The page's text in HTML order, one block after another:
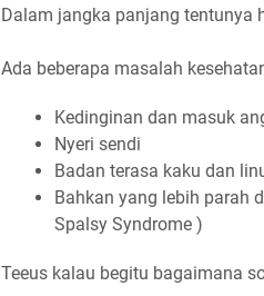
Dalam jangka panjang tentunya
Ada beberapa masalah
Kedinginan dan masuk
Nyeri sendi
Badan terasa kaku dan
Bahkan yang lebih parah
Spalsy Syndrome )
Teeus kalau begitu bagaimana